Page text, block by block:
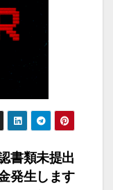
書類未提出
発生します